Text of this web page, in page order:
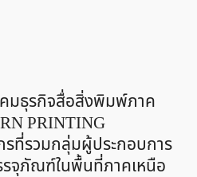
มธุรกิจสื่อสิ่งพิมพ์ภาค
PRINTING
รที่รวมกลุ่มผู้ประกอบการ
จุภัณฑ์ในพื้นที่ภาคเหนือ